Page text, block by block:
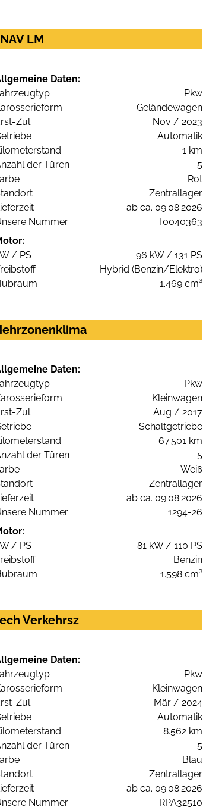
LM
Daten:
Pkw
Geländewagen
Zul.
Nov / 2023
Automatik
1 km
der Türen
5
Rot
Zentrallager
ab ca. 09.08.2026
Nummer
T0040363
/ PS
96 kW / 131 PS
Hybrid (Benzin/Elektro)
1.469 cm³
Daten:
Pkw
Kleinwagen
Zul.
Aug / 2017
Schaltgetriebe
67.501 km
der Türen
5
Weiß
Zentrallager
ab ca. 09.08.2026
Nummer
1294-26
/ PS
81 kW / 110 PS
Benzin
1.598 cm³
Verkehrsz
Daten:
Pkw
Kleinwagen
Zul.
Mär / 2024
Automatik
8.562 km
der Türen
5
Blau
Zentrallager
ab ca. 09.08.2026
Nummer
RPA32510